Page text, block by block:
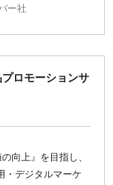
ー社
プロモーションサ
向上』を目指し、
・デジタルマーケ